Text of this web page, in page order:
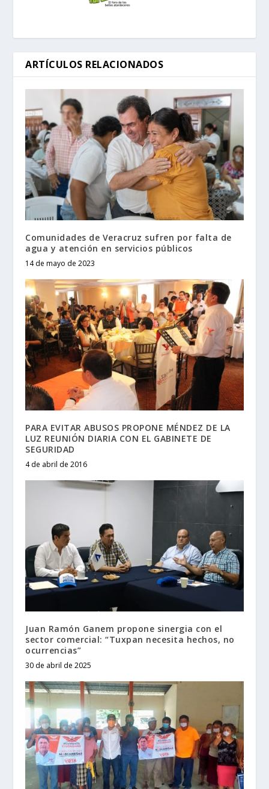
ARTÍCULOS RELACIONADOS
Comunidades de Veracruz sufren por falta de
agua y atención en servicios públicos
14 de mayo de 2023
PARA EVITAR ABUSOS PROPONE MÉNDEZ DE LA
LUZ REUNIÓN DIARIA CON EL GABINETE DE
SEGURIDAD
4 de abril de 2016
Juan Ramón Ganem propone sinergia con el
sector comercial: “Tuxpan necesita hechos, no
ocurrencias”
30 de abril de 2025